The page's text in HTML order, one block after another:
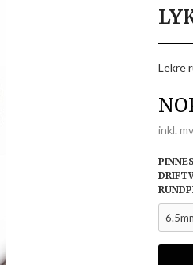
Lekre
Pris
inkl.